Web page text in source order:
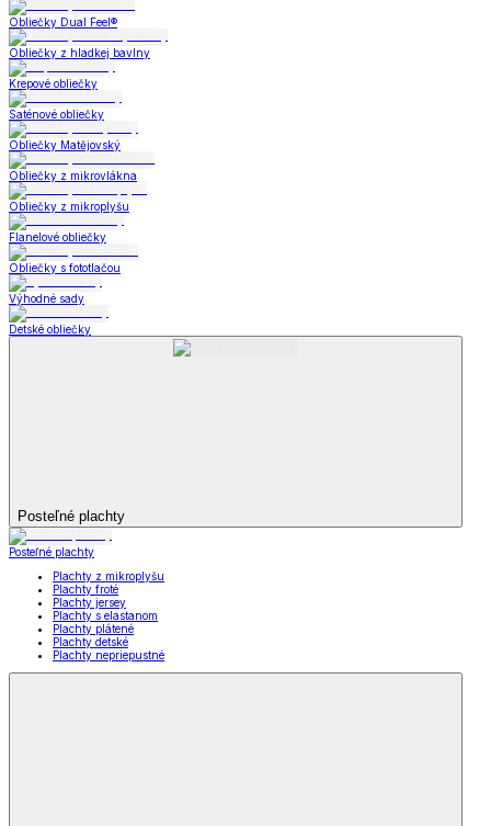
Obliečky Dual Feel®
Obliečky z hladkej bavlny
Krepové obliečky
Saténové obliečky
Obliečky Matějovský
Obliečky z mikrovlákna
Obliečky z mikroplyšu
Flanelové obliečky
Obliečky s fototlačou
Výhodné sady
Detské obliečky
Posteľné plachty
Posteľné plachty
Plachty z mikroplyšu
Plachty froté
Plachty jersey
Plachty s elastanom
Plachty plátené
Plachty detské
Plachty nepriepustné